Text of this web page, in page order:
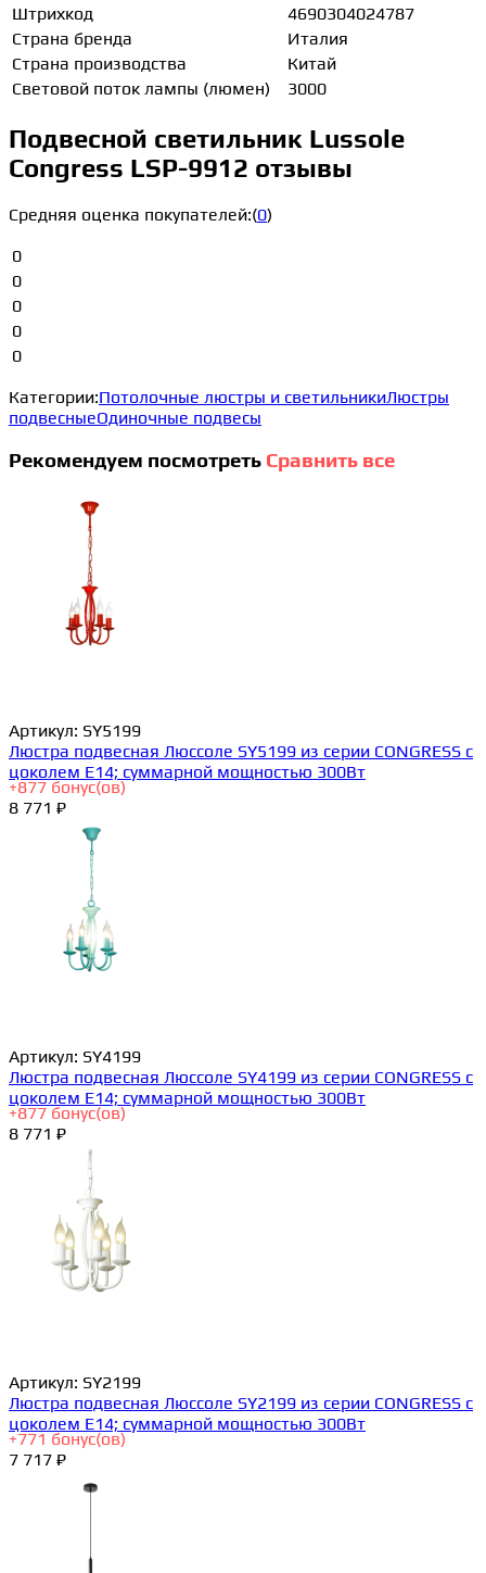
Штрихкод
4690304024787
Страна бренда
Италия
Страна производства
Китай
Световой поток лампы (люмен)
3000
Подвесной светильник Lussole
Congress LSP-9912 отзывы
Средняя оценка покупателей:(0)
0
0
0
0
0
Категории:Потолочные люстры и светильникиЛюстры
подвесныеОдиночные подвесы
Рекомендуем посмотреть Сравнить все
Артикул: SY5199
Люстра подвесная Люссоле SY5199 из серии CONGRESS с
цоколем E14; суммарной мощностью 300Вт
+877 бонус(ов)
8 771 ₽
Артикул: SY4199
Люстра подвесная Люссоле SY4199 из серии CONGRESS с
цоколем E14; суммарной мощностью 300Вт
+877 бонус(ов)
8 771 ₽
Артикул: SY2199
Люстра подвесная Люссоле SY2199 из серии CONGRESS с
цоколем E14; суммарной мощностью 300Вт
+771 бонус(ов)
7 717 ₽